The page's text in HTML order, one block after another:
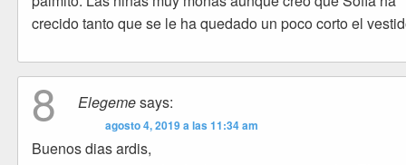
crecido tanto que se le ha quedado un poco corto el
8 Elegemesays:
agosto 4, 2019 a las 11:34 am
Buenos dias ardis,